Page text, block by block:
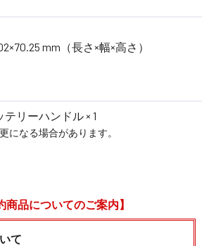
mm（長さ×幅×高さ）
リーハンドル × 1
になる場合があります。
商品についてのご案内】
て